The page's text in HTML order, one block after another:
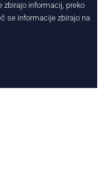
zbirajo informacij, preko
se informacije zbirajo na